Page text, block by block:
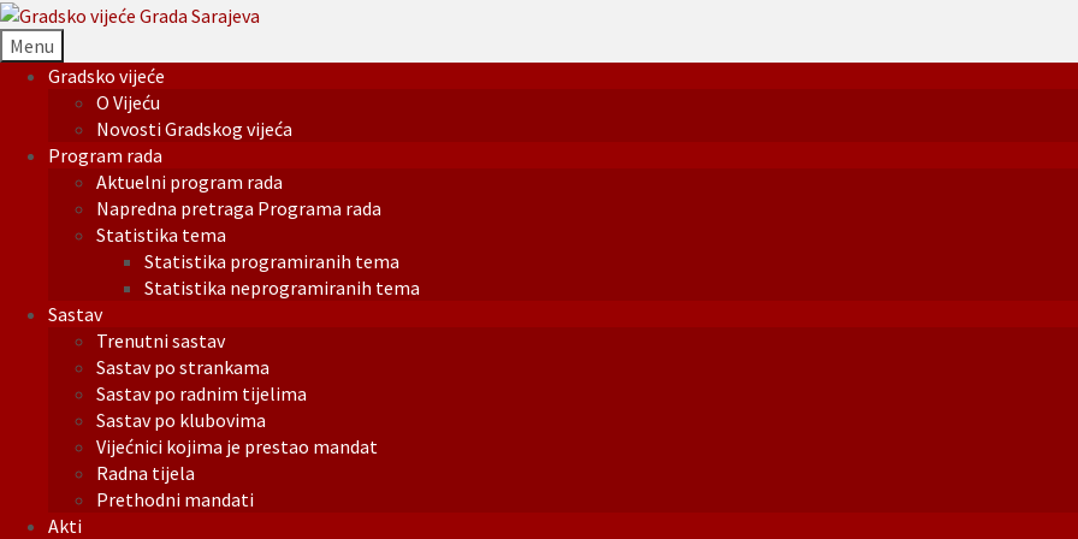
Menu
Gradsko vijeće
O Vijeću
Novosti Gradskog vijeća
Program rada
Aktuelni program rada
Napredna pretraga Programa rada
Statistika tema
Statistika programiranih tema
Statistika neprogramiranih tema
Sastav
Trenutni sastav
Sastav po strankama
Sastav po radnim tijelima
Sastav po klubovima
Vijećnici kojima je prestao mandat
Radna tijela
Prethodni mandati
Akti